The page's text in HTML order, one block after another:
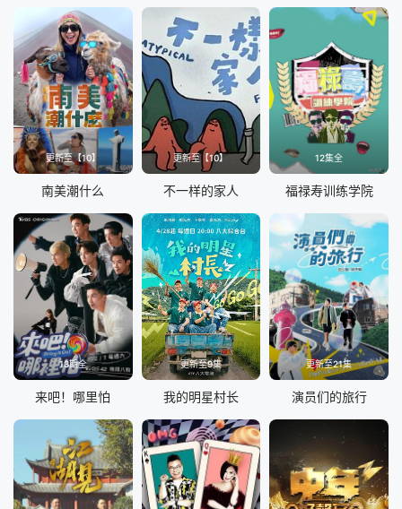
更新至【10】
南美潮什么
更新至【10】
不一样的家人
12集全
福禄寿训练学院
13期全
来吧！哪里怕
更新至9集
我的明星村长
更新至21集
演员们的旅行